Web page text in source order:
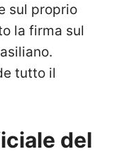
sul proprio
la firma sul
tutto il
del